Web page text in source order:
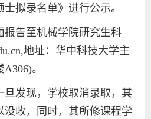
拟录名单》进行公示。
报告至机械学院研究生科
,地址：华中科技大学主
。
旦发现，学校取消录取，其
没收，同时，其所修课程学